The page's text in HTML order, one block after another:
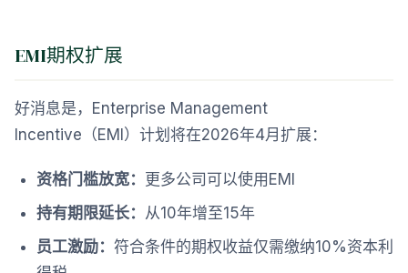
EMI期权扩展
好消息是，Enterprise Management
Incentive（EMI）计划将在2026年4月扩展：
资格门槛放宽： 更多公司可以使用EMI
持有期限延长： 从10年增至15年
员工激励： 符合条件的期权收益仅需缴纳10%资本利